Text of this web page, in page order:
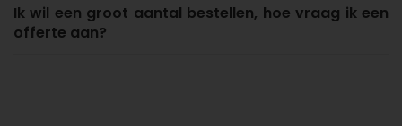
Ik wil een groot aantal bestellen, hoe vraag ik een
offerte aan?